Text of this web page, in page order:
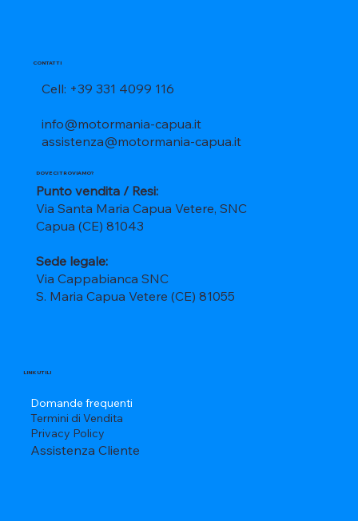
CONTATTI
Cell: +39 331 4099 116
info@motormania-capua.it
assistenza@motormania-capua.it
DOVE CI TROVIAMO?
Punto vendita / Resi:
Via Santa Maria Capua Vetere, SNC
Capua (CE) 81043
Sede legale:
Via Cappabianca SNC
S. Maria Capua Vetere (CE) 81055
LINK UTILI
Domande frequenti
Termini di Vendita
Privacy Policy
Assistenza Cliente